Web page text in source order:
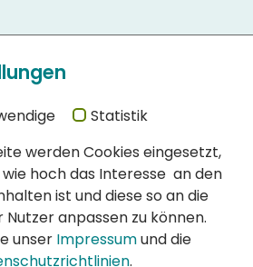
die Qualität unserer
höchste Priorität:
Zertifikat (PDF)
Zertifikat (PDF)
Statistik
werden Cookies eingesetzt,
hoch das Interesse an den
ist und diese so an die
Nutzer anpassen zu können.
unser Impressumund die
.